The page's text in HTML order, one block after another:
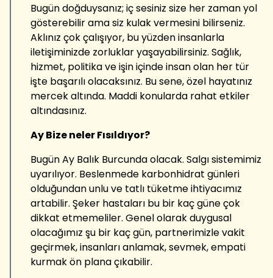
Bugün doğduysanız; iç sesiniz size her zaman yol
gösterebilir ama siz kulak vermesini bilirseniz.
Aklınız çok çalışıyor, bu yüzden insanlarla
iletişiminizde zorluklar yaşayabilirsiniz. Sağlık,
hizmet, politika ve işin içinde insan olan her tür
işte başarılı olacaksınız. Bu sene, özel hayatınız
mercek altında. Maddi konularda rahat etkiler
altındasınız.
Ay Bize neler Fısıldıyor?
Bugün Ay Balık Burcunda olacak. Salgı sistemimiz
uyarılıyor. Beslenmede karbonhidrat günleri
olduğundan unlu ve tatlı tüketme ihtiyacımız
artabilir. Şeker hastaları bu bir kaç güne çok
dikkat etmemeliler. Genel olarak duygusal
olacağımız şu bir kaç gün, partnerimizle vakit
geçirmek, insanları anlamak, sevmek, empati
kurmak ön plana çıkabilir.